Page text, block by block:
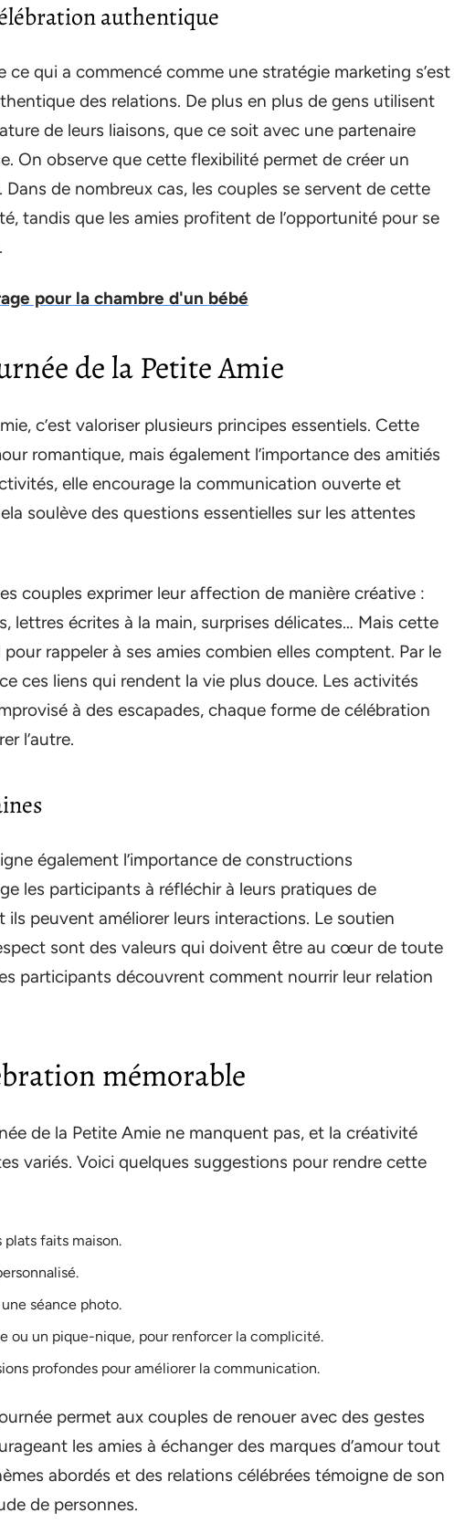
authentique
qui a commencé comme une stratégie marketing s’est
des relations. De plus en plus de gens utilisent
de leurs liaisons, que ce soit avec une partenaire
On observe que cette flexibilité permet de créer un
de nombreux cas, les couples se servent de cette
tandis que les amies profitent de l’opportunité pour se
pour la chambre d'un bébé
de la Petite Amie
c’est valoriser plusieurs principes essentiels. Cette
romantique, mais également l’importance des amitiés
elle encourage la communication ouverte et
soulève des questions essentielles sur les attentes
couples exprimer leur affection de manière créative :
lettres écrites à la main, surprises délicates… Mais cette
rappeler à ses amies combien elles comptent. Par le
ces liens qui rendent la vie plus douce. Les activités
à des escapades, chaque forme de célébration
l’autre.
également l’importance de constructions
les participants à réfléchir à leurs pratiques de
peuvent améliorer leurs interactions. Le soutien
sont des valeurs qui doivent être au cœur de toute
participants découvrent comment nourrir leur relation
mémorable
de la Petite Amie ne manquent pas, et la créativité
variés. Voici quelques suggestions pour rendre cette
plats faits maison.
séance photo.
ou un pique-nique, pour renforcer la complicité.
profondes pour améliorer la communication.
permet aux couples de renouer avec des gestes
les amies à échanger des marques d’amour tout
abordés et des relations célébrées témoigne de son
de personnes.